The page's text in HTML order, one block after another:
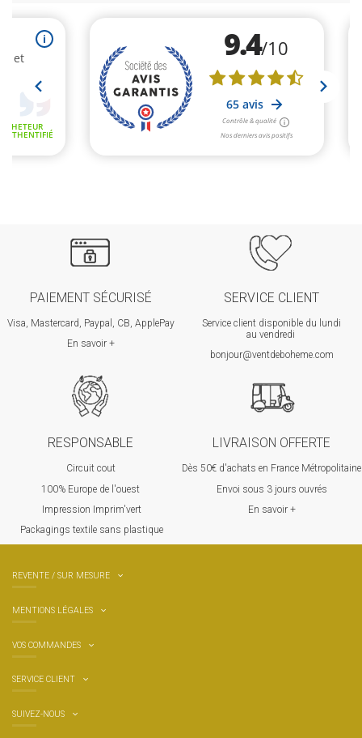
PAIEMENT SÉCURISÉ
Visa, Mastercard, Paypal, CB, ApplePay
En savoir +
SERVICE CLIENT
Service client disponible du lundi
au vendredi
bonjour@ventdeboheme.com
RESPONSABLE
Circuit cout
100% Europe de l'ouest
Impression Imprim'vert
Packagings textile sans plastique
LIVRAISON OFFERTE
Dès 50€ d'achats en France Métropolitaine
Envoi sous 3 jours ouvrés
En savoir +
REVENTE / SUR MESURE
MENTIONS LÉGALES
VOS COMMANDES
SERVICE CLIENT
SUIVEZ-NOUS